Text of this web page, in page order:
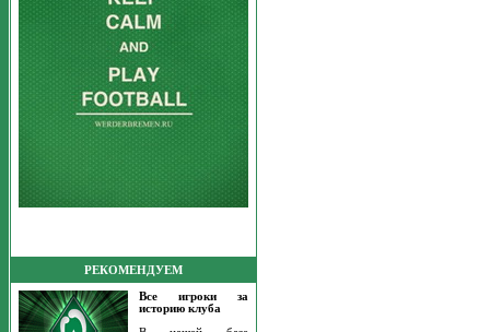
РЕКОМЕНДУЕМ
Все игроки за
историю клуба